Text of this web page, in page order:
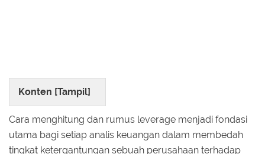
Konten [Tampil]
Cara menghitung dan rumus leverage menjadi fondasi
utama bagi setiap analis keuangan dalam membedah
tingkat ketergantungan sebuah perusahaan terhadap